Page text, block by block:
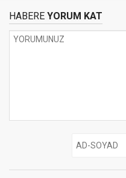
HABERE YORUM KAT